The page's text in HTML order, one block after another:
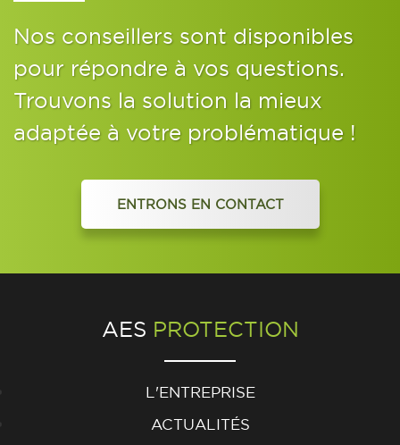
Nos conseillers sont disponibles
pour répondre à vos questions.
Trouvons la solution la mieux
adaptée à votre problématique !
ENTRONS EN CONTACT
AES PROTECTION
L'ENTREPRISE
ACTUALITÉS